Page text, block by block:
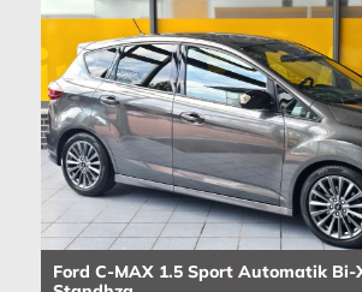
Ford C-MAX 1.5 Sport Automatik Bi-